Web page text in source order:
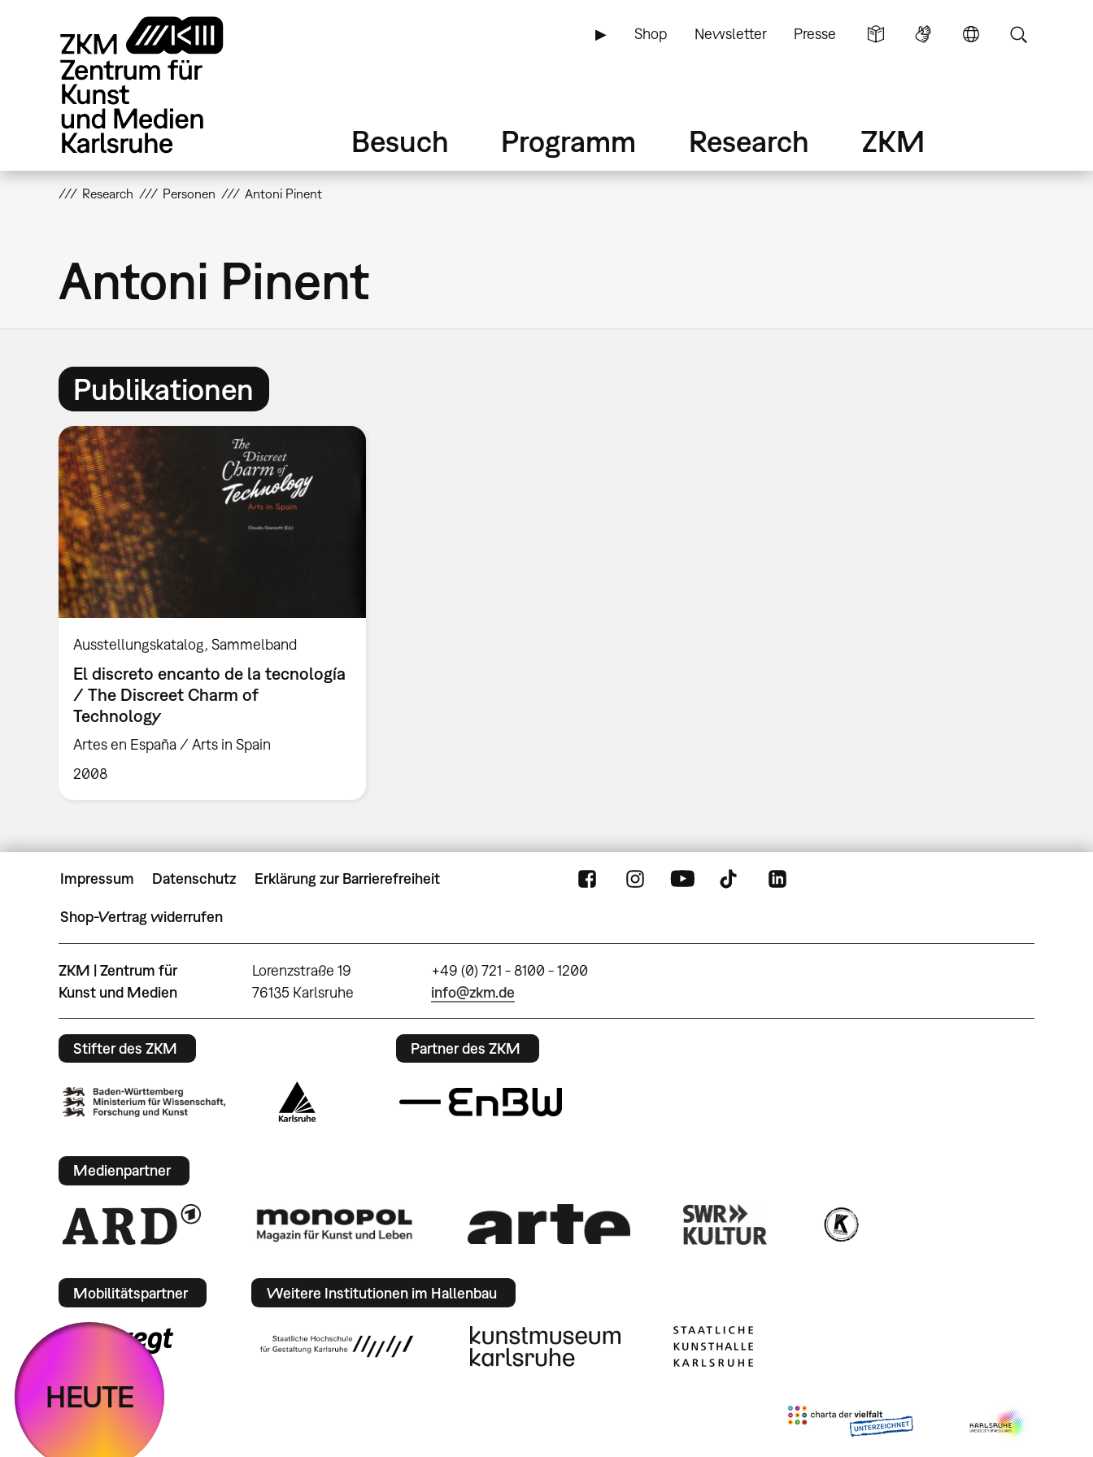
▶ Shop Newsletter Presse
Besuch Programm Research ZKM
Research Personen Antoni Pinent
Antoni Pinent
Publikationen
Ausstellungskatalog Sammelband
El discreto encanto de la tecnología
/ The Discreet Charm of
Technology
Artes en España / Arts in Spain
2008
Impressum Datenschutz Erklärung zur Barrierefreiheit
Shop-Vertrag widerrufen
ZKM | Zentrum für
Kunst und Medien
Lorenzstraße 19
76135 Karlsruhe
+49 (0) 721 - 8100 - 1200
info@zkm.de
Stifter des ZKM Partner des ZKM
Medienpartner
Mobilitätspartner Weitere Institutionen im Hallenbau
HEUTE